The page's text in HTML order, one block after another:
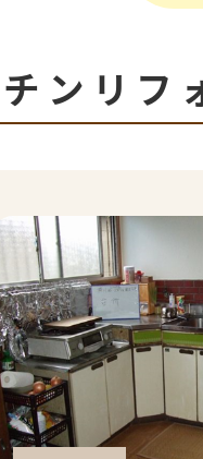
ンリフ